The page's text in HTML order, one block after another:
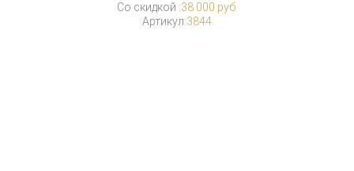
Со скидкой :38 000 руб.
Артикул:3844